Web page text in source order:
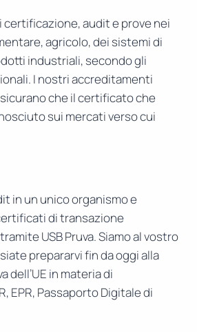
certificazione, audit e prove nei
agricolo, dei sistemi di
industriali, secondo gli
I nostri accreditamenti
che il certificato che
sui mercati verso cui
in un unico organismo e
di transazione
USB Pruva. Siamo al vostro
prepararvi fin da oggi alla
dell’UE in materia di
EPR, Passaporto Digitale di